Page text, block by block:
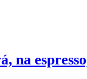
na